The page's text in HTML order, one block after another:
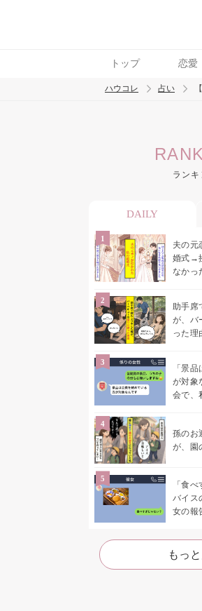
トップ 恋愛
トレンド ワード
ハウコレ 占い
ランキ
DAILY
夫の元
婚式→
なかっ
助手席
が、バ
った理
「景
が対象
会で、
孫のお
が、園
「食
バイス
女の報
た
もっ